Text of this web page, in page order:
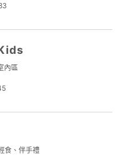
內區
食、伴手禮